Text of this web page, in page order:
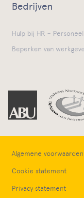
Bedrijven
Hulp bij HR –
Beperken van
Algemene voorwaarden
Cookie statement
Privacy statement